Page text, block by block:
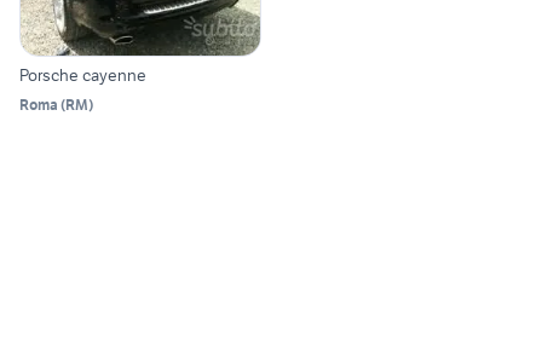
Porsche cayenne
Roma (RM)